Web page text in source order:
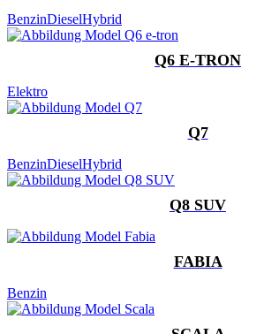
BenzinDieselHybrid
Q6 E-TRON
Elektro
Q7
BenzinDieselHybrid
Q8 SUV
FABIA
Benzin